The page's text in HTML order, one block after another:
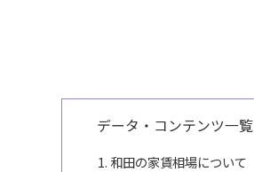
データ・コンテンツ一覧
和田の家賃相場について